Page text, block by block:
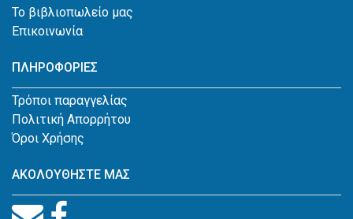
Το βιβλιοπωλείο μας
Επικοινωνία
ΠΛΗΡΟΦΟΡΙΕΣ
Τρόποι παραγγελίας
Πολιτική Απορρήτου
Όροι Χρήσης
ΑΚΟΛΟΥΘΗΣΤΕ ΜΑΣ